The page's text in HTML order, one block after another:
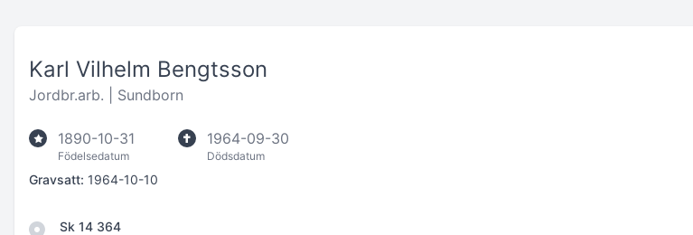
Karl Vilhelm Bengtsson
Jordbr.arb. | Sundborn
1890-10-31
Födelsedatum
1964-09-30
Dödsdatum
Gravsatt: 1964-10-10
Sk 14 364